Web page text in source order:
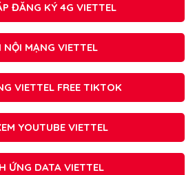
ĐĂNG KÝ 4G VIETTEL
NỘI MẠNG VIETTEL
VIETTEL FREE TIKTOK
YOUTUBE VIETTEL
ỨNG DATA VIETTEL